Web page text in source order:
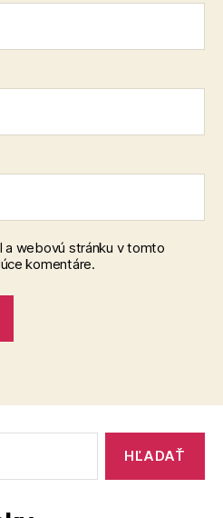
a webovú stránku v tomto
komentáre.